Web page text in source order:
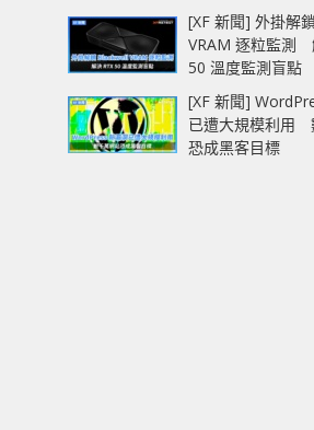
[XF 新聞] 外掛解
VRAM 逐粒監測
50 溫度監測盲點
[XF 新聞]
已遭大規模利用
恐成黑客目標